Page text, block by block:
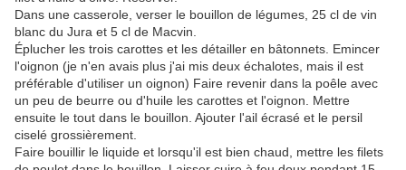
Dans une casserole, verser le bouillon de légumes, 25 cl de vin
blanc du Jura et 5 cl de Macvin.
Éplucher les trois carottes et les détailler en bâtonnets. Emincer
l'oignon (je n'en avais plus j'ai mis deux échalotes, mais il est
préférable d'utiliser un oignon) Faire revenir dans la poêle avec
un peu de beurre ou d'huile les carottes et l'oignon. Mettre
ensuite le tout dans le bouillon. Ajouter l'ail écrasé et le persil
ciselé grossièrement.
Faire bouillir le liquide et lorsqu'il est bien chaud, mettre les filets